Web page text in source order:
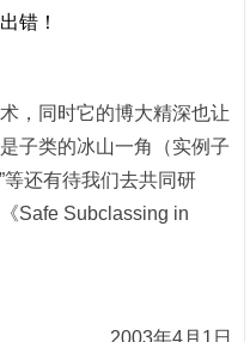
错！
，同时它的博大精深也让
子类的冰山一角（实例子
等还有待我们去共同研
Safe Subclassing in
2003年4月 1 日